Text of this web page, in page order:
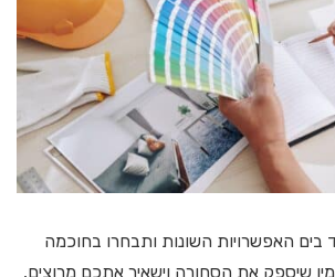
בים האפשרויות השונות ותבחרו בחוכמה
שיספק את הסחורה וישאיר אתכם מרוצים,